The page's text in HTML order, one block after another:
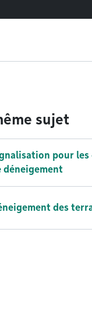
sujet
pour
déneigement
des